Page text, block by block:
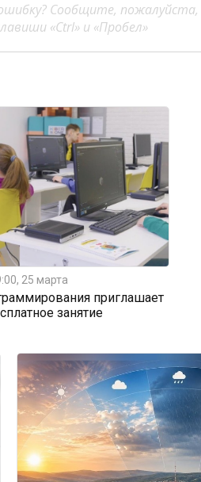
Сообщите,
«Ctrl» и «Пробел»
25 марта
приглашает
занятие